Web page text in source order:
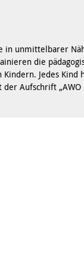
in unmittelbarer
die
Jedes Kind
der Aufschrift „AWO